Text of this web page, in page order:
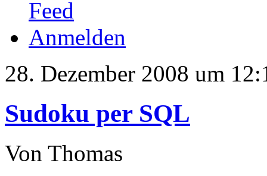
Anmelden
28. Dezember 2008 um
Sudoku per SQL
Von Thomas